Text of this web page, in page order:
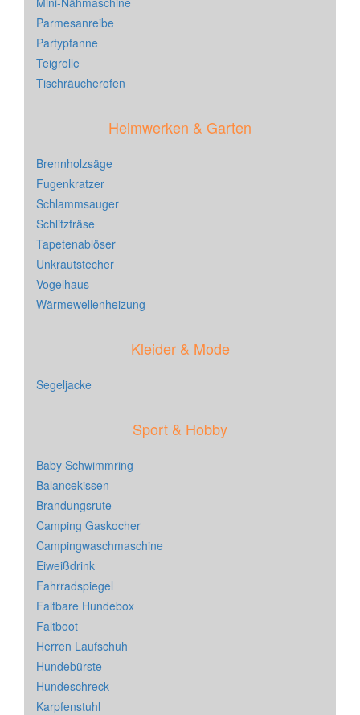
Parmesanreibe
Partypfanne
Teigrolle
Tischräucherofen
Heimwerken & Garten
Brennholzsäge
Fugenkratzer
Schlammsauger
Schlitzfräse
Tapetenablöser
Unkrautstecher
Vogelhaus
Wärmewellenheizung
Kleider & Mode
Segeljacke
Sport & Hobby
Baby Schwimmring
Balancekissen
Brandungsrute
Camping Gaskocher
Campingwaschmaschine
Eiweißdrink
Fahrradspiegel
Faltbare Hundebox
Faltboot
Herren Laufschuh
Hundebürste
Hundeschreck
Karpfenstuhl